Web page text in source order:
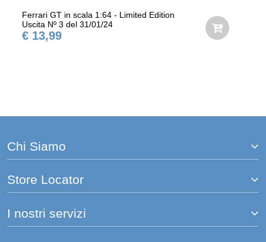
Ferrari GT in scala 1:64 - Limited Edition
Uscita Nº 3 del 31/01/24
€ 13,99
Chi Siamo
Store Locator
I nostri servizi